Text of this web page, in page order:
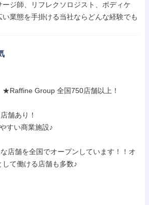
ージ師、リフレクソロジスト、ボディケ
業態を手掛ける当社ならどんな経験でも
★Raffine Group 全国750店舗以上！
舗あり！
すい商業施設♪
店舗を全国でオープンしています！！オ
て働ける店舗も多数♪